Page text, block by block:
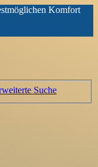
Komfort
Suche